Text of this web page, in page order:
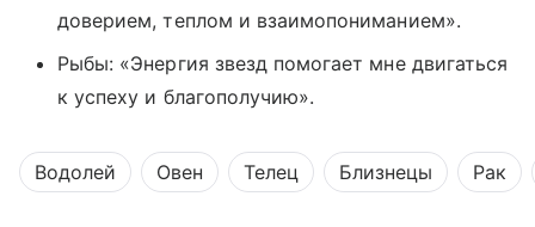
доверием, теплом и взаимопониманием».
Рыбы: «Энергия звезд помогает мне двигаться
к успеху и благополучию».
Водолей Овен Телец Близнецы Рак